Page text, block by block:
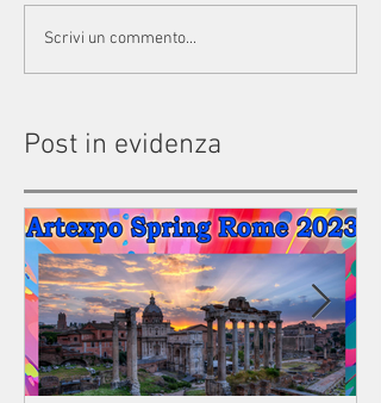
Scrivi un commento...
Post in evidenza